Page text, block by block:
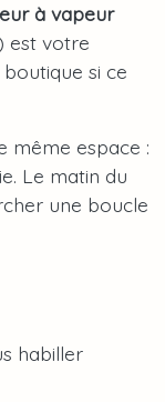
à vapeur
est votre
si ce
même espace :
Le matin du
une boucle
habiller